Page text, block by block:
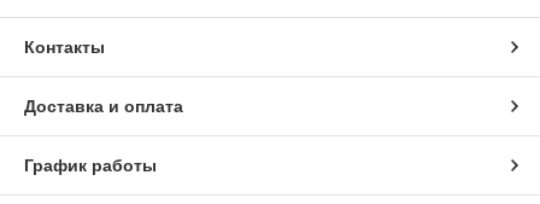
Контакты
Доставка и оплата
График работы